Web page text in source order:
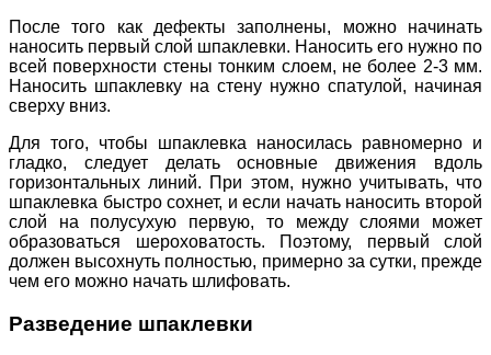
После того как дефекты заполнены, можно начинать
наносить первый слой шпаклевки. Наносить его нужно по
всей поверхности стены тонким слоем, не более 2-3 мм.
Наносить шпаклевку на стену нужно спатулой, начиная
сверху вниз.
Для того, чтобы шпаклевка наносилась равномерно и
гладко, следует делать основные движения вдоль
горизонтальных линий. При этом, нужно учитывать, что
шпаклевка быстро сохнет, и если начать наносить второй
слой на полусухую первую, то между слоями может
образоваться шероховатость. Поэтому, первый слой
должен высохнуть полностью, примерно за сутки, прежде
чем его можно начать шлифовать.
Разведение шпаклевки